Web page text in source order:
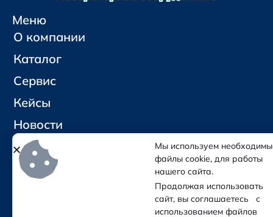
Меню
О компании
Каталог
Сервис
Кейсы
Новости
Контакты
Социальные сети и контакты
Мы используем
файлы cookie, для работы
нашего сайта.
Продолжая использовать
сайт, вы соглашаетесь с
использованием файлов